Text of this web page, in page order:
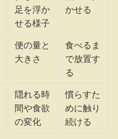
足を浮か
せる様子
かせる
便の量と
大きさ
食べるま
で放置す
る
隠れる時
間や食欲
の変化
慣らすた
めに触り
続ける